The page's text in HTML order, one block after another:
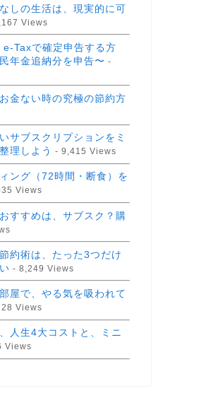
しの生活は、現実的に可
Views
e-Taxで確定申告する方
年金追納分を申告〜 -
金ない時の究極の節約方
サブスクリプションをミ
理しよう - 9,415 Views
ング（72時間・断食）を
Views
すすめは、サブスク？購
約術は、たった3つだけ
- 8,249 Views
屋で、やる気を吸われて
Views
人生4大コストと、ミニ
Views